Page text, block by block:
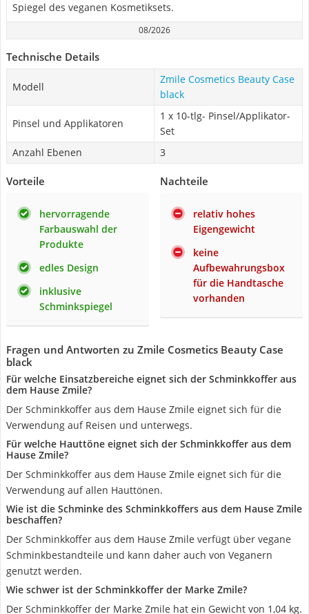
Spiegel des veganen Kosmetiksets.
08/2026
Technische Details
Modell
Zmile Cosmetics Beauty Case
black
Pinsel und Applikatoren
1 x 10-tlg- Pinsel/Applikator-
Set
Anzahl Ebenen
3
Vorteile
hervorragende
Farbauswahl der
Produkte
edles Design
inklusive
Schminkspiegel
Nachteile
relativ hohes
Eigengewicht
keine
Aufbewahrungsbox
für die Handtasche
vorhanden
Fragen und Antworten zu Zmile Cosmetics Beauty Case
black
Für welche Einsatzbereiche eignet sich der Schminkkoffer aus
dem Hause Zmile?
Der Schminkkoffer aus dem Hause Zmile eignet sich für die
Verwendung auf Reisen und unterwegs.
Für welche Hauttöne eignet sich der Schminkkoffer aus dem
Hause Zmile?
Der Schminkkoffer aus dem Hause Zmile eignet sich für die
Verwendung auf allen Hauttönen.
Wie ist die Schminke des Schminkkoffers aus dem Hause Zmile
beschaffen?
Der Schminkkoffer aus dem Hause Zmile verfügt über vegane
Schminkbestandteile und kann daher auch von Veganern
genutzt werden.
Wie schwer ist der Schminkkoffer der Marke Zmile?
Der Schminkkoffer der Marke Zmile hat ein Gewicht von 1,04 kg.